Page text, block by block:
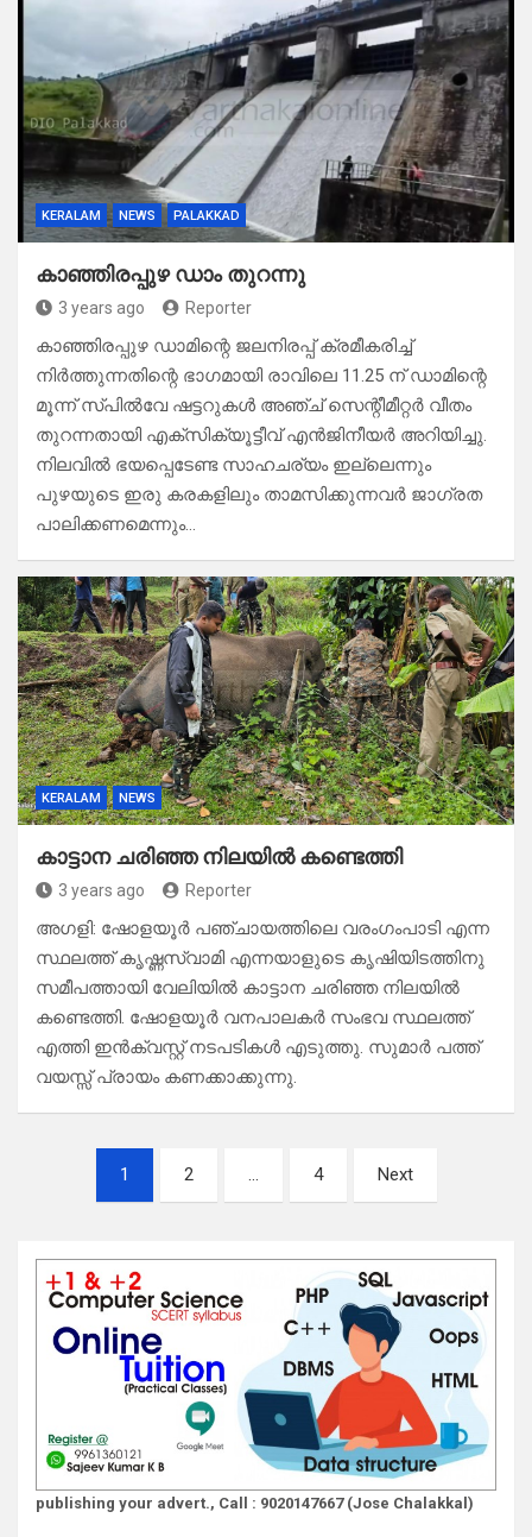
KERALAM NEWS PALAKKAD
കാഞ്ഞിരപ്പുഴ ഡാം തുറന്നു
3 years ago Reporter
കാഞ്ഞിരപ്പുഴ ഡാമിന്റെ ജലനിരപ്പ് ക്രമീകരിച്ച്
നിര്‍ത്തുന്നതിന്റെ ഭാഗമായി രാവിലെ 11.25 ന് ഡാമിന്റെ
മൂന്ന് സ്പില്‍വേ ഷട്ടറുകള്‍ അഞ്ച് സെന്റീമീറ്റര്‍ വീതം
തുറന്നതായി എക്‌സിക്യൂട്ടീവ് എന്‍ജിനീയര്‍ അറിയിച്ചു.
നിലവില്‍ ഭയപ്പെടേണ്ട സാഹചര്യം ഇല്ലെന്നും
പുഴയുടെ ഇരു കരകളിലും താമസിക്കുന്നവര്‍ ജാഗ്രത
പാലിക്കണമെന്നും…
KERALAM NEWS
കാട്ടാന ചരിഞ്ഞ നിലയിൽ കണ്ടെത്തി
3 years ago Reporter
അഗളി: ഷോളയൂർ പഞ്ചായത്തിലെ വരംഗംപാടി എന്ന
സ്ഥലത്ത് കൃഷ്ണസ്വാമി എന്നയാളുടെ കൃഷിയിടത്തിനു
സമീപത്തായി വേലിയിൽ കാട്ടാന ചരിഞ്ഞ നിലയിൽ
കണ്ടെത്തി. ഷോളയൂർ വനപാലകർ സംഭവ സ്ഥലത്ത്
എത്തി ഇൻക്വസ്റ്റ് നടപടികൾ എടുത്തു. സുമാർ പത്ത്
വയസ്സ് പ്രായം കണക്കാക്കുന്നു.
pagination
1 2 … 4 Next
publishing your advert., Call : 9020147667 (Jose Chalakkal)